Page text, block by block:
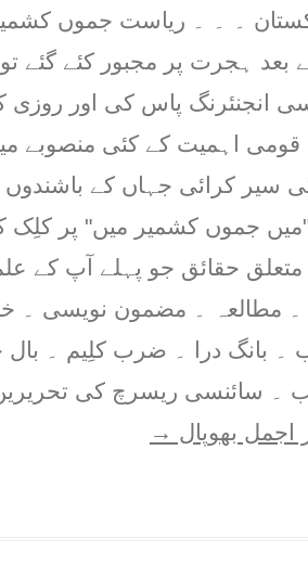
۔ ۔ ۔ ریاست جموں
بعد ہجرت پر مجبور کئے گئے
انجنئرنگ پاس کی اور روزی
قومی اہمیت کے کئی منصوبے
سیر کرائی جہاں کے
جموں کشمیر میں" پر کلِک
حقائق جو پہلے آپ کے
۔ مطالعہ ۔ مضمون نویسی ۔
۔ بانگ درا ۔ ضرب کلِیم ۔
۔ سائنسی ریسرچ کی
→